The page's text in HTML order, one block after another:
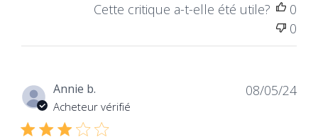
Cette critique a-t-elle été utile?
0
0
Annie b.
Acheteur vérifié
08/05/24